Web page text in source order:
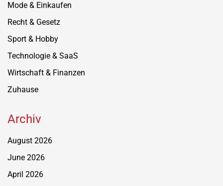
Mode & Einkaufen
Recht & Gesetz
Sport & Hobby
Technologie & SaaS
Wirtschaft & Finanzen
Zuhause
Archiv
August 2026
June 2026
April 2026